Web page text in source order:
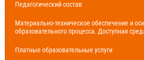
Педагогический состав
Материально-техническое обеспечение и
образовательного процесса. Доступная
Платные образовательные услуги